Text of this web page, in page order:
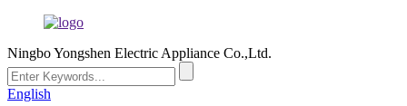
Ningbo Yongshen Electric Appliance Co.,Ltd.
English